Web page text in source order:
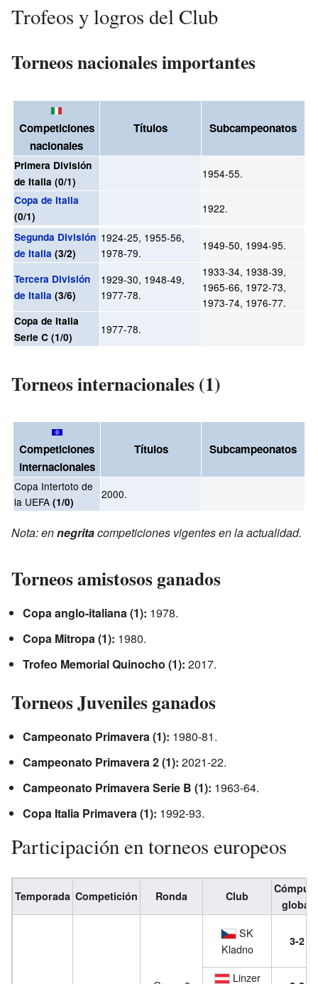
Trofeos y logros del Club
Torneos nacionales importantes
Competiciones
nacionales
Títulos Subcampeonatos
Primera División
de Italia (0/1)
1954-55.
Copa de Italia
(0/1)
1922.
Segunda División
de Italia (3/2)
1924-25, 1955-56,
1978-79.
1949-50, 1994-95.
Tercera División
de Italia (3/6)
1929-30, 1948-49,
1977-78.
1933-34, 1938-39,
1965-66, 1972-73,
1973-74, 1976-77.
Copa de Italia
Serie C (1/0)
1977-78.
Torneos internacionales (1)
Competiciones
internacionales
Títulos Subcampeonatos
Copa Intertoto de
la UEFA (1/0)
2000.
Nota: ennegritacompeticiones vigentes en la actualidad.
Torneos amistosos ganados
Copa anglo-italiana (1): 1978.
Copa Mitropa (1): 1980.
Trofeo Memorial Quinocho (1): 2017.
Torneos Juveniles ganados
Campeonato Primavera (1): 1980-81.
Campeonato Primavera 2 (1): 2021-22.
Campeonato Primavera Serie B (1): 1963-64.
Copa Italia Primavera (1): 1992-93.
Participación en torneos europeos
Temporada Competición Ronda Club
global
SK
Kladno
3-2
Linzer